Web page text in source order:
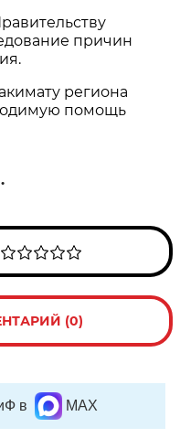
причин
региона
помощь
(0)
в MAX